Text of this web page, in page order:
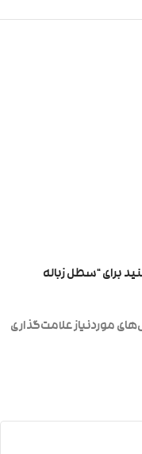
برای “سطل زباله
موردنیاز علامت‌گذاری